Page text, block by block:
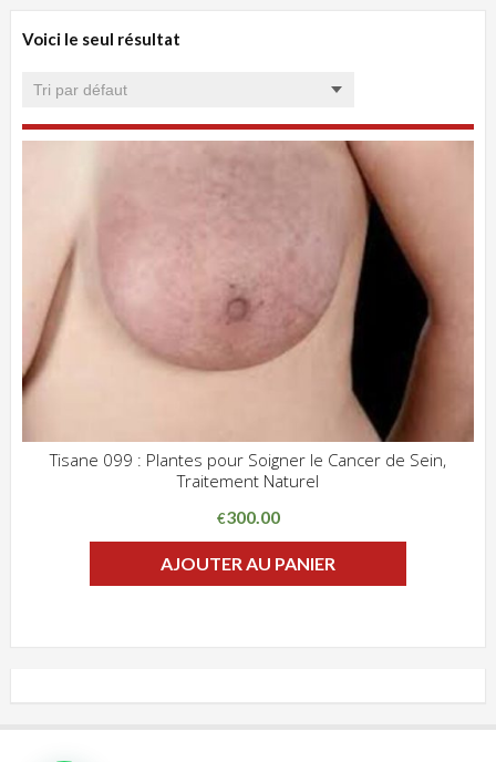
Voici le seul résultat
Tisane 099 : Plantes pour Soigner le Cancer de Sein,
Traitement Naturel
€300.00
AJOUTER AU PANIER